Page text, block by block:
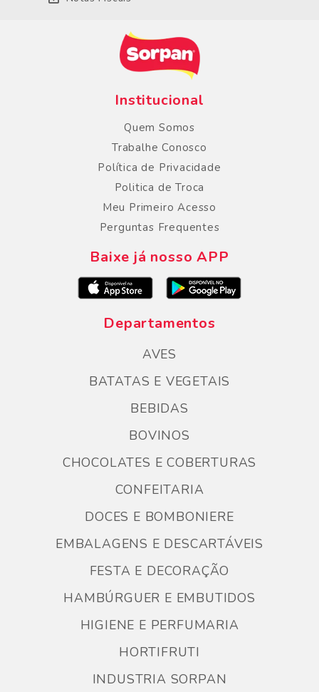
Institucional
Quem Somos
Trabalhe Conosco
Política de Privacidade
Politica de Troca
Meu Primeiro Acesso
Perguntas Frequentes
Baixe já nosso APP
Departamentos
AVES
BATATAS E VEGETAIS
BEBIDAS
BOVINOS
CHOCOLATES E COBERTURAS
CONFEITARIA
DOCES E BOMBONIERE
EMBALAGENS E DESCARTÁVEIS
FESTA E DECORAÇÃO
HAMBÚRGUER E EMBUTIDOS
HIGIENE E PERFUMARIA
HORTIFRUTI
INDUSTRIA SORPAN